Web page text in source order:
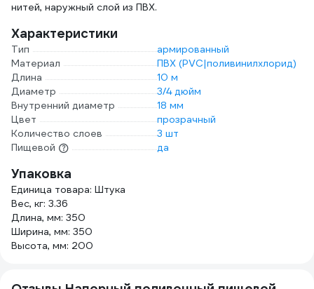
нитей, наружный слой из ПВХ.
Характеристики
Тип
армированный
Материал
ПВХ (PVC|поливинилхлорид)
Длина
10 м
Диаметр
3/4 дюйм
Внутренний диаметр
18 мм
Цвет
прозрачный
Количество слоев
3 шт
Пищевой
да
Упаковка
Единица товара: Штука
Вес, кг: 3.36
Длина, мм: 350
Ширина, мм: 350
Высота, мм: 200